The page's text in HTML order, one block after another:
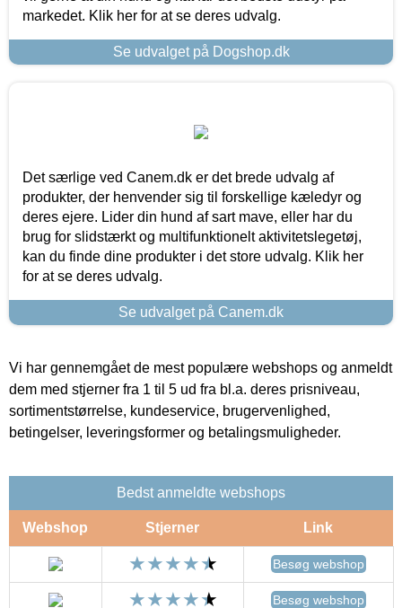
markedet. Klik her for at se deres udvalg.
Se udvalget på Dogshop.dk
Det særlige ved Canem.dk er det brede udvalg af
produkter, der henvender sig til forskellige kæledyr og
deres ejere. Lider din hund af sart mave, eller har du
brug for slidstærkt og multifunktionelt aktivitetslegetøj,
kan du finde dine produkter i det store udvalg. Klik her
for at se deres udvalg.
Se udvalget på Canem.dk
Vi har gennemgået de mest populære webshops og anmeldt
dem med stjerner fra 1 til 5 ud fra bl.a. deres prisniveau,
sortimentstørrelse, kundeservice, brugervenlighed,
betingelser, leveringsformer og betalingsmuligheder.
Bedst anmeldte webshops
Webshop Stjerner Link
Besøg webshop
Besøg webshop